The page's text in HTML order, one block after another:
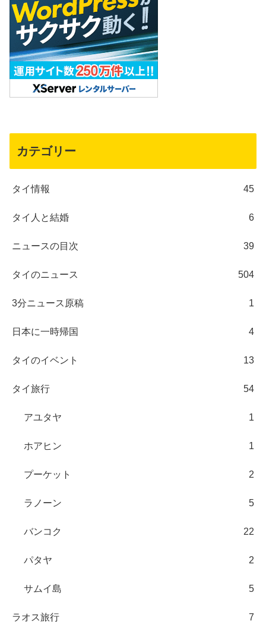
カテゴリー
タイ情報 45
タイ人と結婚 6
ニュースの目次 39
タイのニュース 504
3分ニュース原稿 1
日本に一時帰国 4
タイのイベント 13
タイ旅行 54
アユタヤ 1
ホアヒン 1
プーケット 2
ラノーン 5
バンコク 22
パタヤ 2
サムイ島 5
ラオス旅行 7